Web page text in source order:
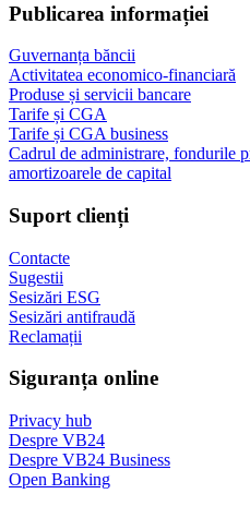
Publicarea informației
Guvernanța băncii
Activitatea economico-financiară
Produse și servicii bancare
Tarife și CGA
Tarife și CGA business
Cadrul de administrare, fondurile
amortizoarele de capital
Suport clienți
Contacte
Sugestii
Sesizări ESG
Sesizări antifraudă
Reclamații
Siguranța online
Privacy hub
Despre VB24
Despre VB24 Business
Open Banking